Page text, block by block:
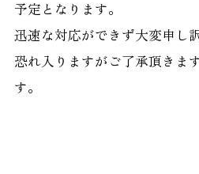
予定となります。
迅速な対応ができず大変申し
恐れ入りますがご了承頂きま
す。